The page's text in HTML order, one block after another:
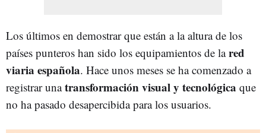
Los últimos en demostrar que están a la altura de los
países punteros han sido los equipamientos de lared
viaria española. Hace unos meses se ha comenzado a
registrar unatransformación visual y tecnológica que
no ha pasado desapercibida para los usuarios.